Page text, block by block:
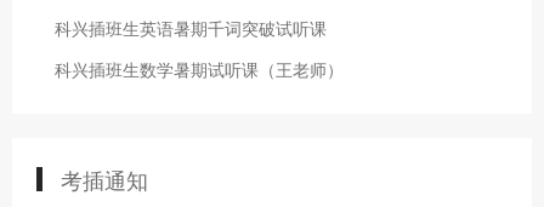
科兴插班生英语暑期千词突破试听课
科兴插班生数学暑期试听课（王老师）
考插通知